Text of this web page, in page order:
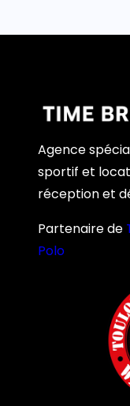
Agence
sportif et
réception et
Partenaire de
Polo